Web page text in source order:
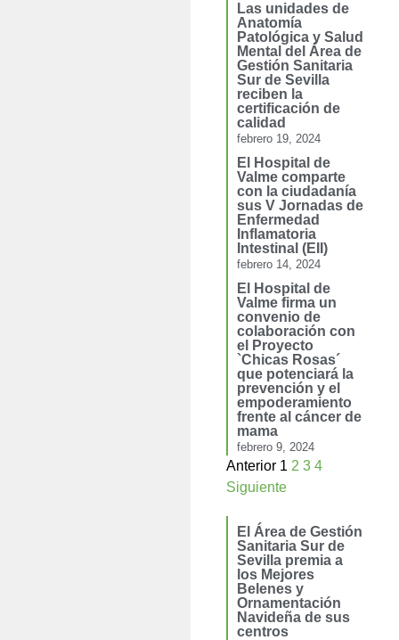
Las unidades de
Anatomía
Patológica y Salud
Mental del Área de
Gestión Sanitaria
Sur de Sevilla
reciben la
certificación de
calidad
febrero 19, 2024
El Hospital de
Valme comparte
con la ciudadanía
sus V Jornadas de
Enfermedad
Inflamatoria
Intestinal (EII)
febrero 14, 2024
El Hospital de
Valme firma un
convenio de
colaboración con
el Proyecto
`Chicas Rosas´
que potenciará la
prevención y el
empoderamiento
frente al cáncer de
mama
febrero 9, 2024
Anterior 1 2 3 4
Siguiente
El Área de Gestión
Sanitaria Sur de
Sevilla premia a
los Mejores
Belenes y
Ornamentación
Navideña de sus
centros